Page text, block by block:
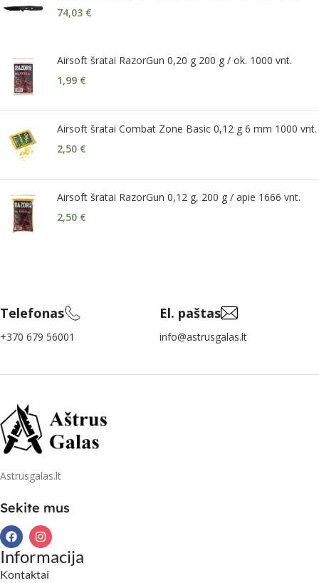
74,03 €
Airsoft šratai RazorGun 0,20 g 200 g / ok. 1000 vnt.
1,99 €
Airsoft šratai Combat Zone Basic 0,12 g 6 mm 1000 vnt.
2,50 €
Airsoft šratai RazorGun 0,12 g, 200 g / apie 1666 vnt.
2,50 €
Telefonas
+370 679 56001
El. paštas
info@astrusgalas.lt
Astrusgalas.lt
Sekite mus
Informacija
Kontaktai